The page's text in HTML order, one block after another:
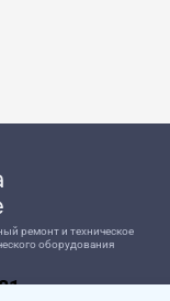
ремонт и техническое
оборудования